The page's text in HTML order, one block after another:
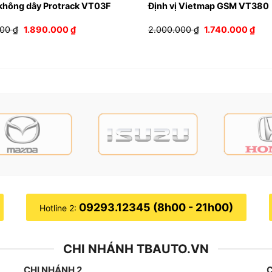
cản)
dây Protrack VT03F
₫ Giá
1.890.000₫Giá
hiện
Định vị Vietmap GSM VT380
2.000.000₫ Giá
1.740.000₫Giá
Hotline 2: 09293.12345 (8h00 - 21h00)
CHI NHÁNH TBAUTO.VN
CHI NHÁNH 2